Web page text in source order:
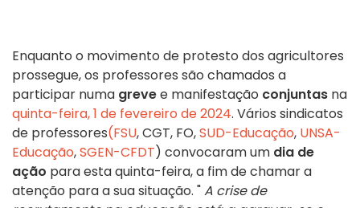
Enquanto o movimento de protesto dos agricultores
prossegue, os professores são chamados a
participar numa grevee manifestação conjuntas na
quinta-feira, 1 de fevereiro de 2024. Vários sindicatos
de professores(FSU, CGT, FO,SUD-Educação, UNSA-
Educação,SGEN-CFDT) convocaram um dia de
ação para esta quinta-feira, a fim de chamar a
atenção para a sua situação. "A crise de